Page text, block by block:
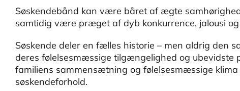
Søskendebånd kan være båret af ægte
samtidig være præget af dyb konkurrence, jalousi
Søskende deler en fælles historie – men aldrig den
deres følelsesmæssige tilgængelighed og
familiens sammensætning og følelsesmæssige
søskendeforhold.